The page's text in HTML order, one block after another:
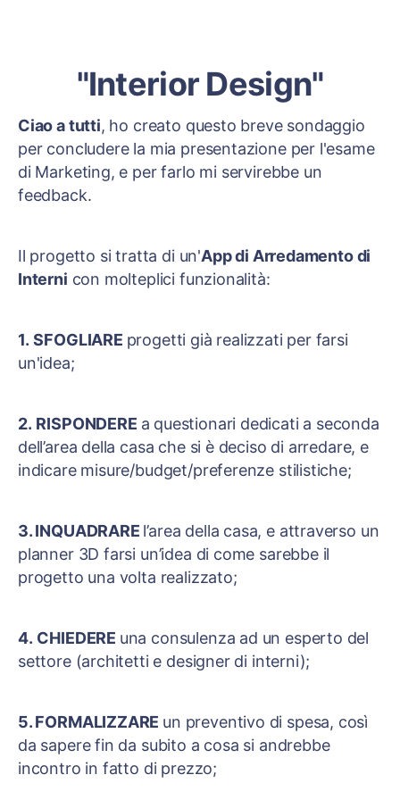
"Interior Design"
Ciao a tutti, ho creato questo breve sondaggio
per concludere la mia presentazione per l'esame
di Marketing, e per farlo mi servirebbe un
feedback.
Il progetto si tratta di un'App di Arredamento di
Interni con molteplici funzionalità:
1. SFOGLIARE progetti già realizzati per farsi
un'idea;
2. RISPONDERE a questionari dedicati a seconda
dell’area della casa che si è deciso di arredare, e
indicare misure/budget/preferenze stilistiche;
3. INQUADRARE l’area della casa, e attraverso un
planner 3D farsi un’idea di come sarebbe il
progetto una volta realizzato;
4. CHIEDERE una consulenza ad un esperto del
settore (architetti e designer di interni);
5. FORMALIZZARE un preventivo di spesa, così
da sapere fin da subito a cosa si andrebbe
incontro in fatto di prezzo;